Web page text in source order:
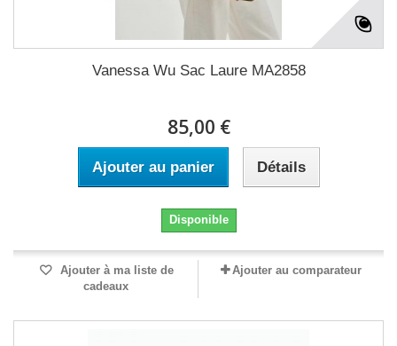
Vanessa Wu Sac Laure MA2858
85,00 €
Ajouter au panier Détails
Disponible
Ajouter à ma liste de
cadeaux
Ajouter au comparateur